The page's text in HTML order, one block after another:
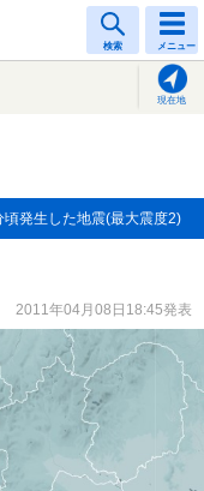
検索 メニュー
現在地
頃発生した地震(最大震度2)
2011年04月08日18:45発表